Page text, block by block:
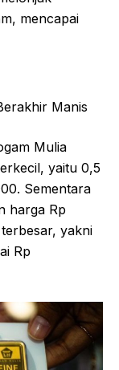
mencapai
Manis
Mulia
yaitu 0,5
Sementara
harga Rp
yakni
Rp